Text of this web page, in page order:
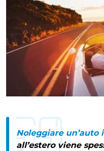
Noleggiare un’auto
all’estero viene